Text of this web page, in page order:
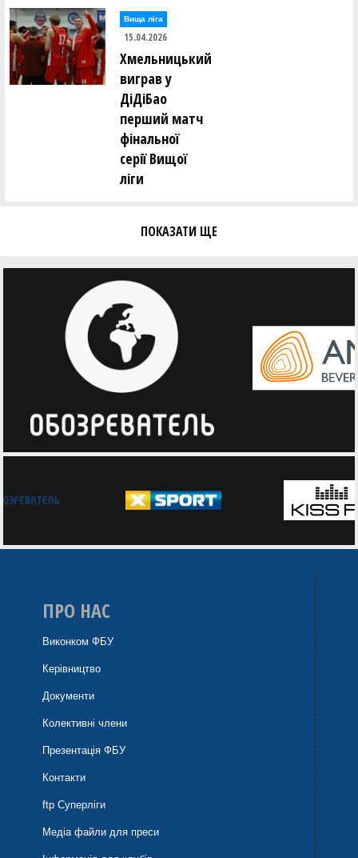
Вища лiга
15.04.2026
Хмельницький
виграв у
ДіДіБао
перший матч
фінальної
серії Вищої
ліги
ПОКАЗАТИ ЩЕ
ПРО НАС
Виконком ФБУ
Керівництво
Документи
Колективні члени
Презентація ФБУ
Контакти
ftp Суперліги
Медіа файли для преси